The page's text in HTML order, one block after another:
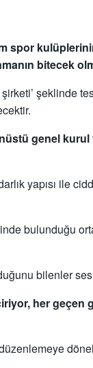
spor
bitecek
şeklinde
genel
yapısı ile
bulunduğu
bilenler
her geçen